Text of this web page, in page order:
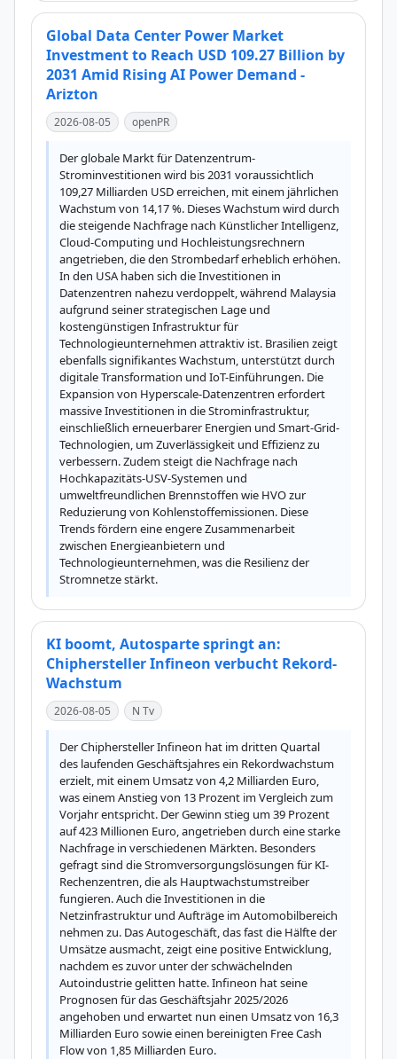
Global Data Center Power Market
Investment to Reach USD 109.27 Billion by
2031 Amid Rising AI Power Demand -
Arizton
2026-08-05 openPR
Der globale Markt für Datenzentrum-
Strominvestitionen wird bis 2031 voraussichtlich
109,27 Milliarden USD erreichen, mit einem jährlichen
Wachstum von 14,17 %. Dieses Wachstum wird durch
die steigende Nachfrage nach Künstlicher Intelligenz,
Cloud-Computing und Hochleistungsrechnern
angetrieben, die den Strombedarf erheblich erhöhen.
In den USA haben sich die Investitionen in
Datenzentren nahezu verdoppelt, während Malaysia
aufgrund seiner strategischen Lage und
kostengünstigen Infrastruktur für
Technologieunternehmen attraktiv ist. Brasilien zeigt
ebenfalls signifikantes Wachstum, unterstützt durch
digitale Transformation und IoT-Einführungen. Die
Expansion von Hyperscale-Datenzentren erfordert
massive Investitionen in die Strominfrastruktur,
einschließlich erneuerbarer Energien und Smart-Grid-
Technologien, um Zuverlässigkeit und Effizienz zu
verbessern. Zudem steigt die Nachfrage nach
Hochkapazitäts-USV-Systemen und
umweltfreundlichen Brennstoffen wie HVO zur
Reduzierung von Kohlenstoffemissionen. Diese
Trends fördern eine engere Zusammenarbeit
zwischen Energieanbietern und
Technologieunternehmen, was die Resilienz der
Stromnetze stärkt.
KI boomt, Autosparte springt an:
Chiphersteller Infineon verbucht Rekord-
Wachstum
2026-08-05 N Tv
Der Chiphersteller Infineon hat im dritten Quartal
des laufenden Geschäftsjahres ein Rekordwachstum
erzielt, mit einem Umsatz von 4,2 Milliarden Euro,
was einem Anstieg von 13 Prozent im Vergleich zum
Vorjahr entspricht. Der Gewinn stieg um 39 Prozent
auf 423 Millionen Euro, angetrieben durch eine starke
Nachfrage in verschiedenen Märkten. Besonders
gefragt sind die Stromversorgungslösungen für KI-
Rechenzentren, die als Hauptwachstumstreiber
fungieren. Auch die Investitionen in die
Netzinfrastruktur und Aufträge im Automobilbereich
nehmen zu. Das Autogeschäft, das fast die Hälfte der
Umsätze ausmacht, zeigt eine positive Entwicklung,
nachdem es zuvor unter der schwächelnden
Autoindustrie gelitten hatte. Infineon hat seine
Prognosen für das Geschäftsjahr 2025/2026
angehoben und erwartet nun einen Umsatz von 16,3
Milliarden Euro sowie einen bereinigten Free Cash
Flow von 1,85 Milliarden Euro.